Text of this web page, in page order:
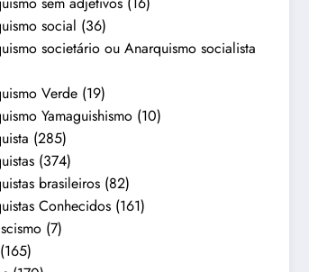
social (36)
societário ou Anarquismo socialista
Verde (19)
Yamaguishismo (10)
(285)
(374)
brasileiros (82)
Conhecidos (161)
(7)
(165)